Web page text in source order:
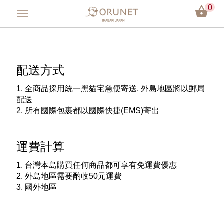
0
配送方式
全商品採用統一黑貓宅急便寄送, 外島地區將以郵局
配送
所有國際包裹都以國際快捷(EMS)寄出
運費計算
台灣本島購買任何商品都可享有免運費優惠
外島地區需要酌收50元運費
國外地區